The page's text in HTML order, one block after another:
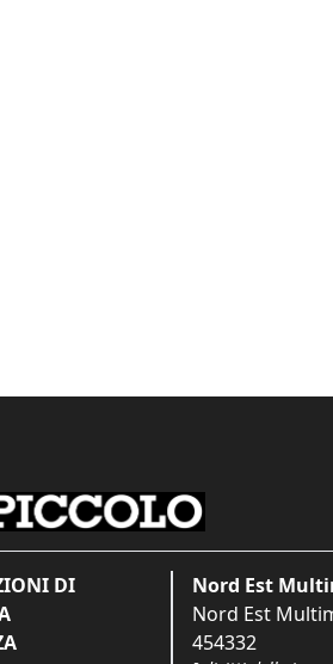
DI
Nord Est
Nord Est
454332